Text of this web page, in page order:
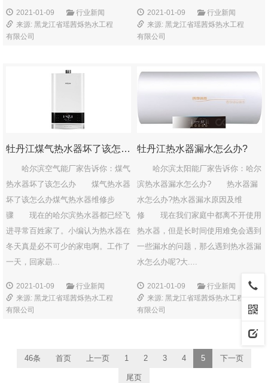
2021-01-09
行业新闻
来源: 黑龙江省瑶茜烁热水工程
有限公司
2021-01-09
行业新闻
来源: 黑龙江省瑶茜烁热水工程
有限公司
牡丹江煤气热水器坏了该怎么办？
哈尔滨空气能厂家告诉你：煤气
热水器坏了该怎么办 煤气热水器
坏了该怎么办煤气热水器维修步
骤 现在的哈尔滨热水器都已经飞
进寻常百姓家了。小编认为热水器在
冬天真是必不可少的家电啊。工作了
一天，回家朂...
2021-01-09
行业新闻
来源: 黑龙江省瑶茜烁热水工程
有限公司
牡丹江热水器漏水怎么办?
哈尔滨太阳能厂家告诉你：哈尔
滨热水器漏水怎么办? 热水器漏
水怎么办?热水器漏水原因及维
修 现在我们家庭中都离不开使用
热水器，但是长时间使用难免会遇到
一些漏水的问题，那么遇到热水器漏
水怎么办呢?大....
2021-01-09
行业新闻
来源: 黑龙江省瑶茜烁热水工程
有限公司
46条 首页 上一页 1 2 3 4 5 下一页
尾页